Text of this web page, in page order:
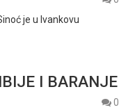
je u Ivankovu
I BARANJE
0